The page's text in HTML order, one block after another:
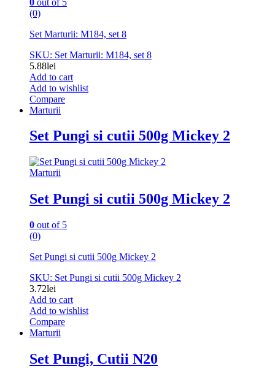
(0)
Set Marturii: M184, set 8
SKU: Set Marturii: M184, set 8
5.88lei
Add to cart
Add to wishlist
Compare
Marturii
Set Pungi si cutii 500g Mickey 2
Marturii
Set Pungi si cutii 500g Mickey 2
0 out of 5
(0)
Set Pungi si cutii 500g Mickey 2
SKU: Set Pungi si cutii 500g Mickey 2
3.72lei
Add to cart
Add to wishlist
Compare
Marturii
Set Pungi, Cutii N20